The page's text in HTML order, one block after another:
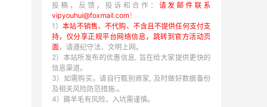
投稿，反馈，投诉和合作： 请发邮件联系
vipyouhui@foxmail.com！
1）本站不销售、不代购、不含且不提供任何支付支
持，仅分享正规平台网络信息，跳转到官方活动页
面，请遵纪守法、文明上网。
2）本站所发布的优惠信息, 旨在给大家提供更快的
信息渠道。
3）如需购买，请自行甄别商家, 及时做好数据备份
及相关风险防范措施.。
4）薅羊毛有风险，入坑需谨慎。